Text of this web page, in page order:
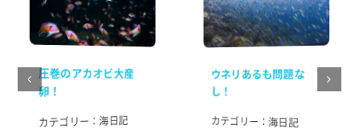
圧巻のアカオビ大産
卵！
カテゴリー： 海日記
ウネリあるも問題な
し！
カテゴリー：海日記